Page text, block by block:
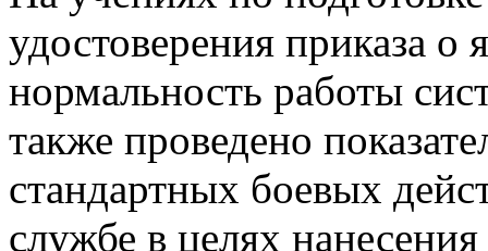
удостоверения приказа о
нормальность работы
также проведено
стандартных боевых
службе в целях